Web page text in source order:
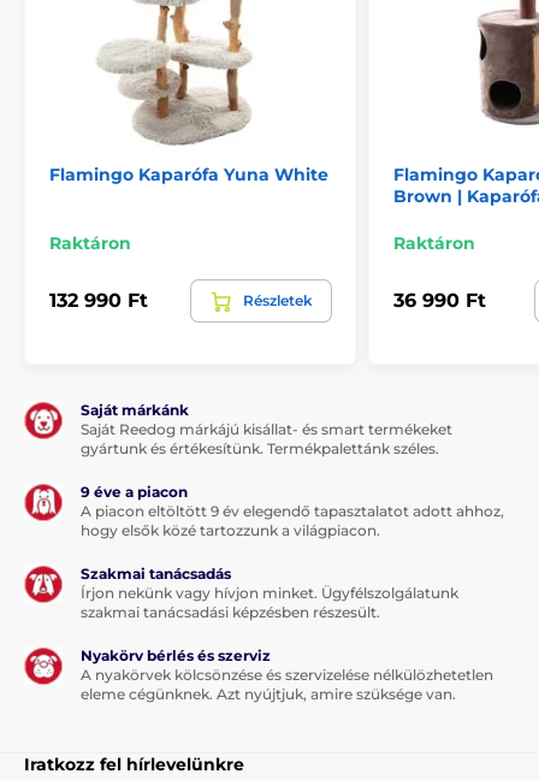
Kényelmes búvóhely
Pihenőkosár és pihenőplatform
Kellemes plüss borítás
Minden korosztályú macska számára
Csomag tartalma
Flamingo Kaparófa Oliver Taupe
A termék a következő kategóriákba sorolt
Kaparók macskáknak
Közepes 100 - 150 cm Kaparófák
Macska
Flamingo Kaparófa Yuna White
Raktáron
132 990 Ft Részletek
Flamingo
Brown |
Raktáron
36 990 Ft
Saját márkánk
Saját Reedog márkájú kisállat- és smart termékeket
gyártunk és értékesítünk. Termékpalettánk széles.
9 éve a piacon
A piacon eltöltött 9 év elegendő tapasztalatot adott ahhoz,
hogy elsők közé tartozzunk a világpiacon.
Szakmai tanácsadás
Írjon nekünk vagy hívjon minket. Ügyfélszolgálatunk
szakmai tanácsadási képzésben részesült.
Nyakörv bérlés és szerviz
A nyakörvek kölcsönzése és szervizelése nélkülözhetetlen
eleme cégünknek. Azt nyújtjuk, amire szüksége van.
Iratkozz fel hírlevelünkre